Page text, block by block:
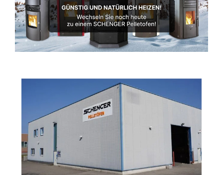
PRODUCTS
SEARCH